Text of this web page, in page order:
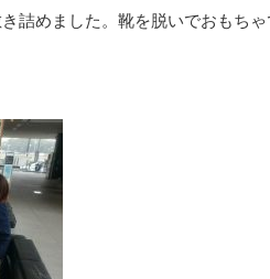
詰めました。靴を脱いでおもち